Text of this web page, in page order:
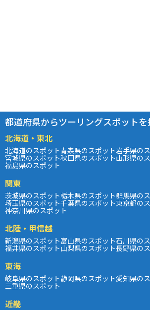
都道府県からツーリングスポットを
北海道・東北
北海道のスポット青森県のスポット岩手県の
宮城県のスポット秋田県のスポット山形県の
福島県のスポット
関東
茨城県のスポット栃木県のスポット群馬県の
埼玉県のスポット千葉県のスポット東京都の
神奈川県のスポット
北陸・甲信越
新潟県のスポット富山県のスポット石川県の
福井県のスポット山梨県のスポット長野県の
東海
岐阜県のスポット静岡県のスポット愛知県の
三重県のスポット
近畿